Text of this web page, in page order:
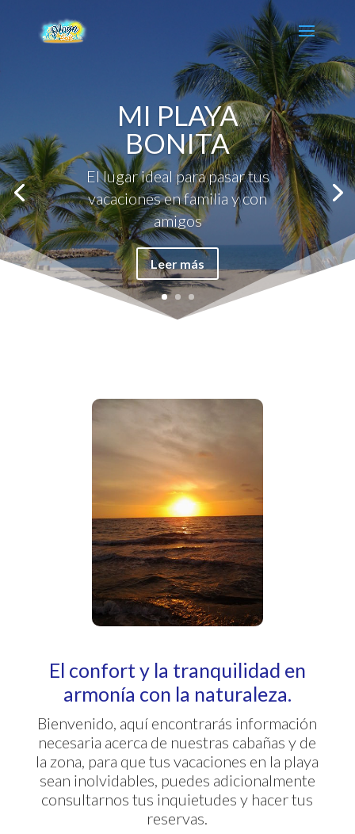
MI PLAYA
BONITA
El lugar ideal para pasar tus
vacaciones en familia y con
amigos
Leer más
El confort y la tranquilidad en
armonía con la naturaleza.
Bienvenido, aquí encontrarás información
necesaria acerca de nuestras cabañas y de
la zona, para que tus vacaciones en la playa
sean inolvidables, puedes adicionalmente
consultarnos tus inquietudes y hacer tus
reservas.